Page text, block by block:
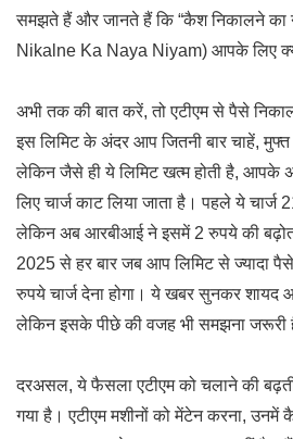
समझते हैं और जानते हैं कि “कैश निकालने का
Nikalne Ka Naya Niyam) आपके लिए
अभी तक की बात करें, तो एटीएम से पैसे
इस लिमिट के अंदर आप जितनी बार चाहें,
लेकिन जैसे ही ये लिमिट खत्म होती है, आपके
लिए चार्ज काट लिया जाता है। पहले ये चार्ज
लेकिन अब आरबीआई ने इसमें 2 रुपये की
2025 से हर बार जब आप लिमिट से ज्यादा
रुपये चार्ज देना होगा। ये खबर सुनकर शायद
लेकिन इसके पीछे की वजह भी समझना जरूरी
दरअसल, ये फैसला एटीएम को चलाने की
गया है। एटीएम मशीनों को मेंटेन करना, उनमें